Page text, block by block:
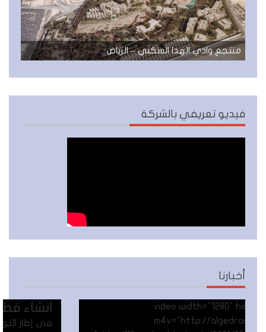
منتجع وادي الهدا السكني – الرياض
فيديو تعريفي بالشركة
أخبارنا
انشاء قطاع متخصص بالأتصالات
فى إطار التوسعات التي تجريها شركه رزيق الجدراوي